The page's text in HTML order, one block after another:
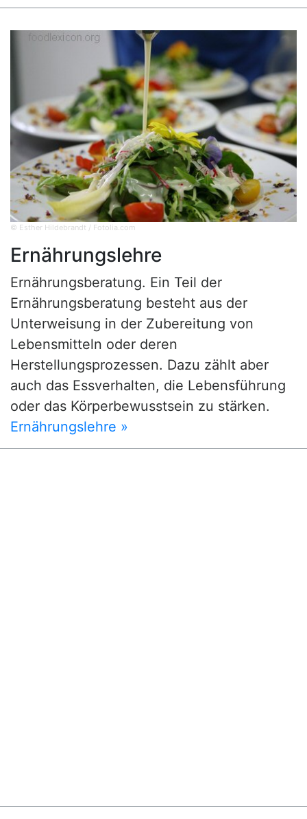
© Esther Hildebrandt / Fotolia.com
Ernährungslehre
Ernährungsberatung. Ein Teil der
Ernährungsberatung besteht aus der
Unterweisung in der Zubereitung von
Lebensmitteln oder deren
Herstellungsprozessen. Dazu zählt aber
auch das Essverhalten, die Lebensführung
oder das Körperbewusstsein zu stärken.
Ernährungslehre »